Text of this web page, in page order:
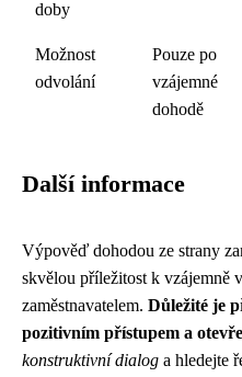
doby
Možnost
odvolání
Pouze po
vzájemné
dohodě
Další informace
Výpověď dohodou ze strany
skvělou příležitost k vzájemně
zaměstnavatelem. Důležité je
pozitivním přístupem a
konstruktivní dialog a hledejte